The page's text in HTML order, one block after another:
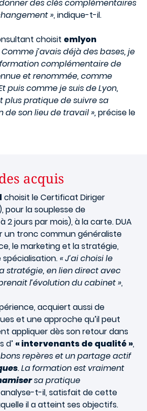
des clés complémentaires
», indique-t-il.
choisit emlyon
Comme j’avais déjà des bases, je
complémentaire de
et renommée, comme
puis comme je suis de Lyon,
plus pratique de suivre sa
de son lieu de travail », précise le
acquis
choisit le Certificat Diriger
pour la souplesse de
2 jours par mois), à la carte. DUA
un tronc commun généraliste
le marketing et la stratégie,
« J’ai choisi le
stratégie, en lien direct avec
l’évolution du cabinet »,
acquiert aussi de
et une approche qu’il peut
appliquer dès son retour dans
d’ « intervenants de qualité »,
bons repères et un partage actif
. La formation est vraiment
sa pratique
analyse-t-il, satisfait de cette
il a atteint ses objectifs.